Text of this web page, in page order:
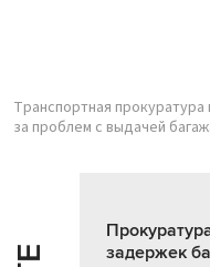
Транспортная
за проблем с выдачей
задержек